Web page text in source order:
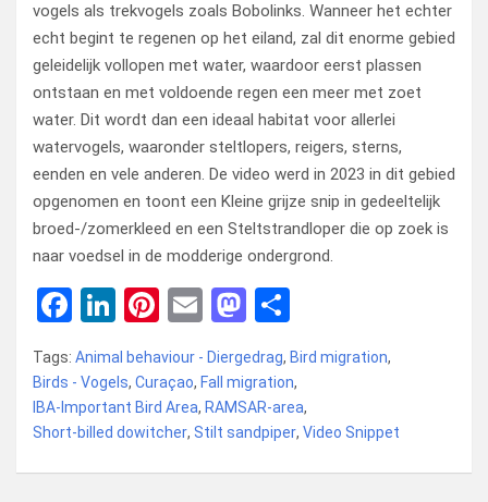
vogels als trekvogels zoals Bobolinks. Wanneer het echter
echt begint te regenen op het eiland, zal dit enorme gebied
geleidelijk vollopen met water, waardoor eerst plassen
ontstaan ​​en met voldoende regen een meer met zoet
water. Dit wordt dan een ideaal habitat voor allerlei
watervogels, waaronder steltlopers, reigers, sterns,
eenden en vele anderen. De video werd in 2023 in dit gebied
opgenomen en toont een Kleine grijze snip in gedeeltelijk
broed-/zomerkleed en een Steltstrandloper die op zoek is
naar voedsel in de modderige ondergrond.
F
a
ce
b
o
o
Li
n
ke
dI
n
Pi
nt
er
es
t
E
m
ail
M
a
st
o
d
o
el
e
n
Tags: Animal behaviour - Diergedrag, Bird migration,
Birds - Vogels, Curaçao, Fall migration,
IBA-Important Bird Area, RAMSAR-area,
Short-billed dowitcher, Stilt sandpiper, Video Snippet